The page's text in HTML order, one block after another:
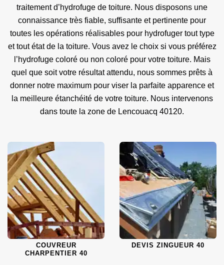
traitement d’hydrofuge de toiture. Nous disposons une
connaissance très fiable, suffisante et pertinente pour
toutes les opérations réalisables pour hydrofuger tout type
et tout état de la toiture. Vous avez le choix si vous préférez
l’hydrofuge coloré ou non coloré pour votre toiture. Mais
quel que soit votre résultat attendu, nous sommes prêts à
donner notre maximum pour viser la parfaite apparence et
la meilleure étanchéité de votre toiture. Nous intervenons
dans toute la zone de Lencouacq 40120.
COUVREUR
CHARPENTIER 40
DEVIS ZINGUEUR 40